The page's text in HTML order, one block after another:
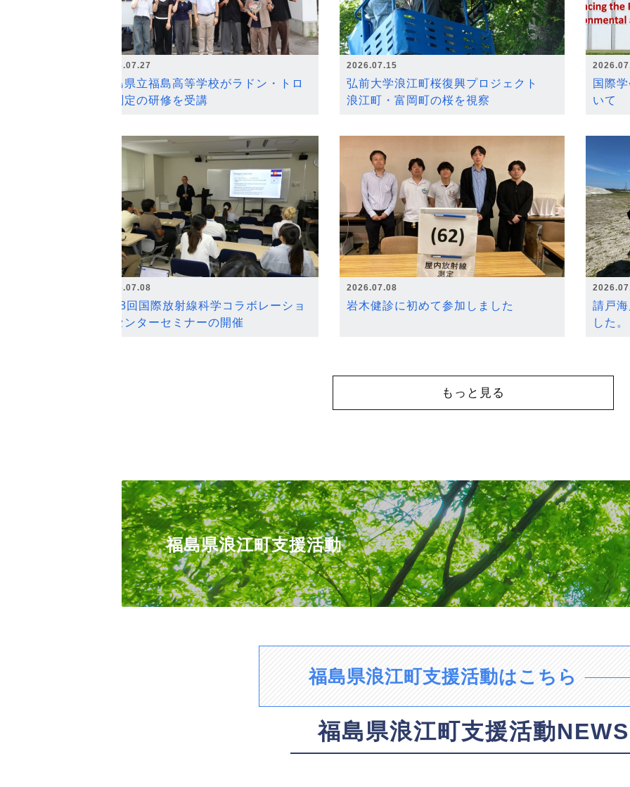
2026.07.27
福島県立福島高等学校がラドン・トロ
ン測定の研修を受講
2026.07.15
弘前大学浪江町桜復興プロジェクト
浪江町・富岡町の桜を視察
国際
いて
2026.07.08
第18回国際放射線科学コラボレーショ
ンセンターセミナーの開催
2026.07.08
岩木健診に初めて参加しました
請戸
した。
もっと見る
福島県浪江町支援活動
福島県浪江町支援活動はこちら
福島県浪江町支援活動NEWS